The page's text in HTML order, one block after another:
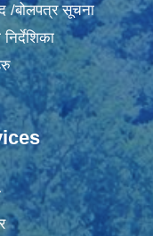
/बोलपत्र सूचना